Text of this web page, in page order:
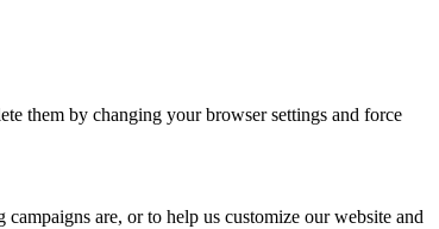
them by changing your browser settings and force
are, or to help us customize our website and